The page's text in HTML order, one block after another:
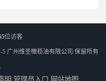
位访客
5 广州维圣橄榄油有限公司 保留所有
明 管理员入口 网站地图